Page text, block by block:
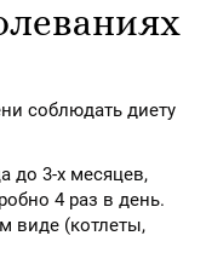
соблюдать диету
до 3-х месяцев,
4 раз в день.
виде (котлеты,